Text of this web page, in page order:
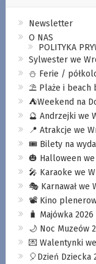
Newsletter
O NAS
POLITYKA
Sylwester we
⛄️ Ferie /
⛱️ Plaże i beach
⛺️Weekend na
🔮 Andrzejki we
📍 Atrakcje we
🎟️ Bilety na
🎃 Halloween we
🎤 Karaoke we
🎭 Karnawał we
📽️ Kino
🧳 Majówka
🌙 Noc Muzeów
💌 Walentynki
🎈Dzień Dziecka